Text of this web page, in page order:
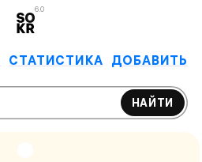
6.0
СТАТИСТИКА ДОБАВИТЬ
НАЙТИ